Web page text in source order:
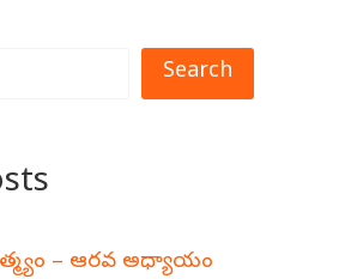
Search
– ఆరవ అధ్యాయం